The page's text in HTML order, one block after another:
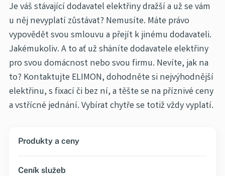
Je váš stávající dodavatel elektřiny dražší a už se vám
u něj nevyplatí zůstávat? Nemusíte. Máte právo
vypovědět svou smlouvu a přejít k jinému dodavateli.
Jakémukoliv. A to ať už sháníte dodavatele elektřiny
pro svou domácnost nebo svou firmu. Nevíte, jak na
to? Kontaktujte ELIMON, dohodněte si nejvýhodnější
elektřinu, s fixací či bez ní, a těšte se na příznivé ceny
a vstřícné jednání. Vybírat chytře se totiž vždy vyplatí.
Produkty a ceny
Ceník služeb